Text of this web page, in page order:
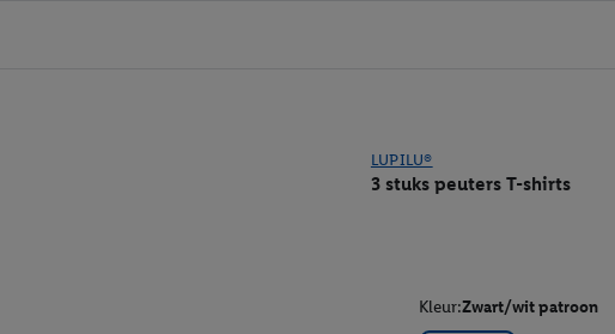
LUPILU®
3 stuks peuters T-shirts
Kleur:Zwart/wit patroon